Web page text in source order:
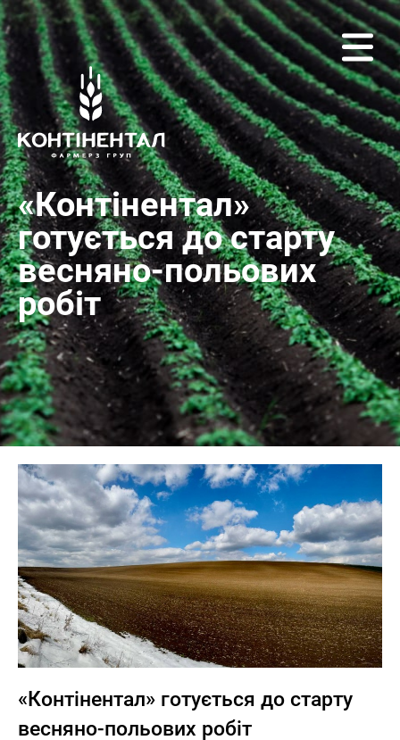
«Контінентал»
готується до старту
весняно-польових
робіт
«Контінентал» готується до старту
весняно-польових робіт